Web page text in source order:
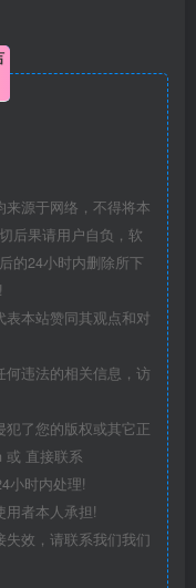
源于网络，不得将本
后果请用户自负，软
的24小时内删除所下
本站赞同其观点和对
何违法的相关信息，访
了您的版权或其它正
或 直接联系
小时内处理!
用者本人承担!
效，请联系我们我们